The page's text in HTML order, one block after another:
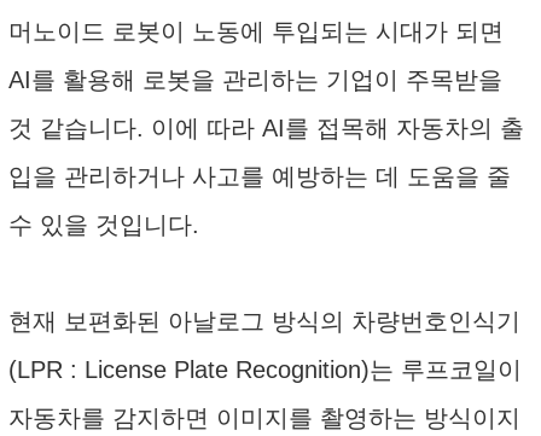
머노이드 로봇이 노동에 투입되는 시대가 되면
AI를 활용해 로봇을 관리하는 기업이 주목받을
것 같습니다. 이에 따라 AI를 접목해 자동차의 출
입을 관리하거나 사고를 예방하는 데 도움을 줄
수 있을 것입니다.
현재 보편화된 아날로그 방식의 차량번호인식기
(LPR : License Plate Recognition)는 루프코일이
자동차를 감지하면 이미지를 촬영하는 방식이지